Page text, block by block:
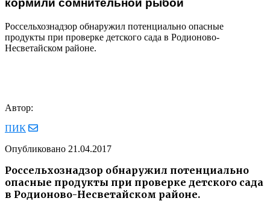
кормили сомнительной рыбой
Россельхознадзор обнаружил потенциально опасные
продукты при проверке детского сада в Родионово-
Несветайском районе.
Автор:
ПИК
Опубликовано 21.04.2017
Россельхознадзор обнаружил потенциально
опасные продукты при проверке детского сада
в Родионово-Несветайском районе.